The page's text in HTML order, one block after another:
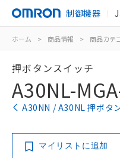
制御機器
ホーム > 商品情報 > 商品カテ
押ボタンスイッチ
A30NL-
A30NN / A30NL 押ボタ
マイリストに追加